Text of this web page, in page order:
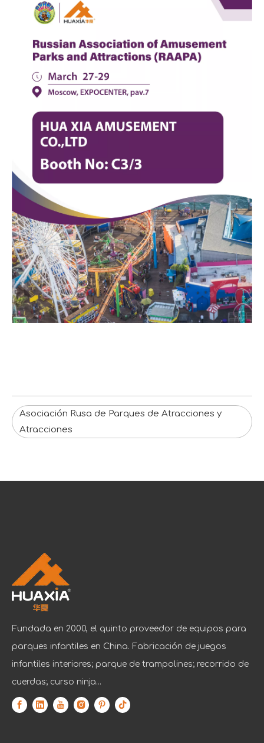
Asociación Rusa de Parques de Atracciones y
Atracciones
Fundada en 2000, el quinto proveedor de equipos para
parques infantiles en China. Fabricación de juegos
infantiles interiores; parque de trampolines; recorrido de
cuerdas; curso ninja...